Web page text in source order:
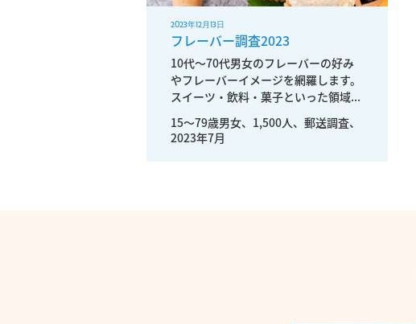
2023年12月13日
フレーバー調査2023
10代～70代男女のフレーバーの好み
やフレーバーイメージを網羅します。
スイーツ・飲料・菓子といった領域...
15〜79歳男女、1,500人、郵送調査、
2023年7月